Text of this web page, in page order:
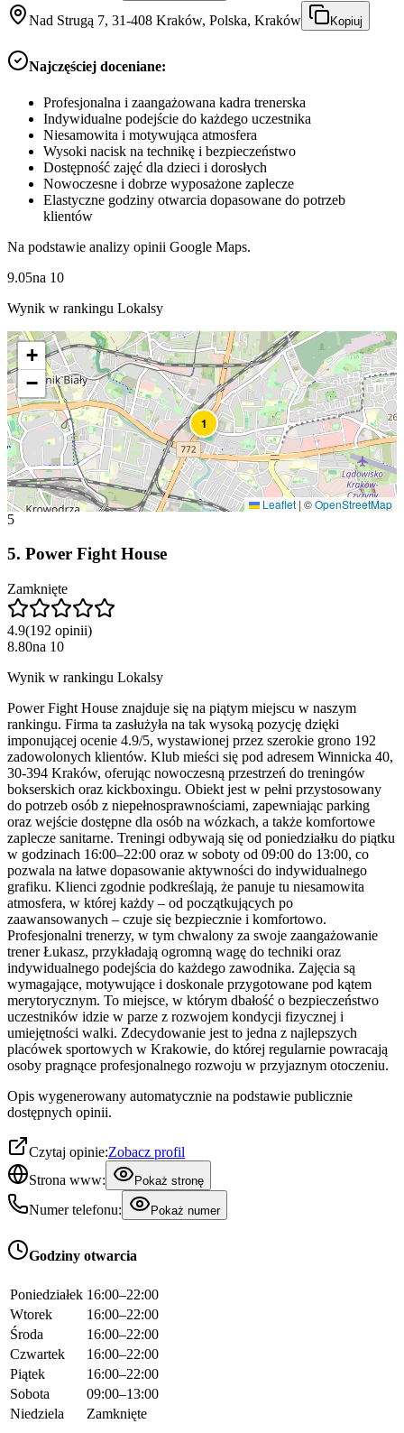
Nad Strugą 7, 31-408 Kraków, Polska, Kraków Kopiuj
Najczęściej doceniane:
Profesjonalna i zaangażowana kadra trenerska
Indywidualne podejście do każdego uczestnika
Niesamowita i motywująca atmosfera
Wysoki nacisk na technikę i bezpieczeństwo
Dostępność zajęć dla dzieci i dorosłych
Nowoczesne i dobrze wyposażone zaplecze
Elastyczne godziny otwarcia dopasowane do potrzeb
klientów
Na podstawie analizy opinii Google Maps.
9.05na 10
Wynik w rankingu Lokalsy
1
+
−
Leaflet | ©OpenStreetMap
5
5. Power Fight House
Zamknięte
4.9(192 opinii)
8.80na 10
Wynik w rankingu Lokalsy
Power Fight House znajduje się na piątym miejscu w naszym
rankingu. Firma ta zasłużyła na tak wysoką pozycję dzięki
imponującej ocenie 4.9/5, wystawionej przez szerokie grono 192
zadowolonych klientów. Klub mieści się pod adresem Winnicka 40,
30-394 Kraków, oferując nowoczesną przestrzeń do treningów
bokserskich oraz kickboxingu. Obiekt jest w pełni przystosowany
do potrzeb osób z niepełnosprawnościami, zapewniając parking
oraz wejście dostępne dla osób na wózkach, a także komfortowe
zaplecze sanitarne. Treningi odbywają się od poniedziałku do piątku
w godzinach 16:00–22:00 oraz w soboty od 09:00 do 13:00, co
pozwala na łatwe dopasowanie aktywności do indywidualnego
grafiku. Klienci zgodnie podkreślają, że panuje tu niesamowita
atmosfera, w której każdy – od początkujących po
zaawansowanych – czuje się bezpiecznie i komfortowo.
Profesjonalni trenerzy, w tym chwalony za swoje zaangażowanie
trener Łukasz, przykładają ogromną wagę do techniki oraz
indywidualnego podejścia do każdego zawodnika. Zajęcia są
wymagające, motywujące i doskonale przygotowane pod kątem
merytorycznym. To miejsce, w którym dbałość o bezpieczeństwo
uczestników idzie w parze z rozwojem kondycji fizycznej i
umiejętności walki. Zdecydowanie jest to jedna z najlepszych
placówek sportowych w Krakowie, do której regularnie powracają
osoby pragnące profesjonalnego rozwoju w przyjaznym otoczeniu.
Opis wygenerowany automatycznie na podstawie publicznie
dostępnych opinii.
Czytaj opinie:Zobacz profil
Strona www:
Pokaż stronę
Numer telefonu: Pokaż numer
Godziny otwarcia
Poniedziałek 16:00–22:00
Wtorek
16:00–22:00
Środa
16:00–22:00
Czwartek
16:00–22:00
Piątek
16:00–22:00
Sobota
09:00–13:00
Niedziela
Zamknięte